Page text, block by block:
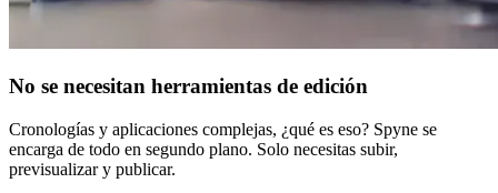
No se necesitan herramientas de edición
Cronologías y aplicaciones complejas, ¿qué es eso? Spyne se
encarga de todo en segundo plano. Solo necesitas subir,
previsualizar y publicar.